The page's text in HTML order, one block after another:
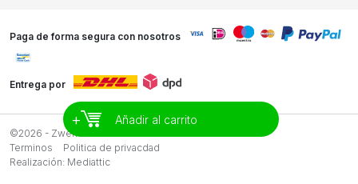
+ Añadir al carrito
Paga de forma segura con nosotros
Entrega por
©2026 - Zwemreus
Terminos
Politica de privacdad
Realización: Mediattic